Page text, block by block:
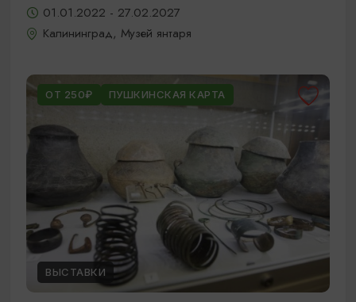
01.01.2022 - 27.02.2027
Калининград, Музей янтаря
ОТ 250₽ ПУШКИНСКАЯ КАРТА
ВЫСТАВКИ